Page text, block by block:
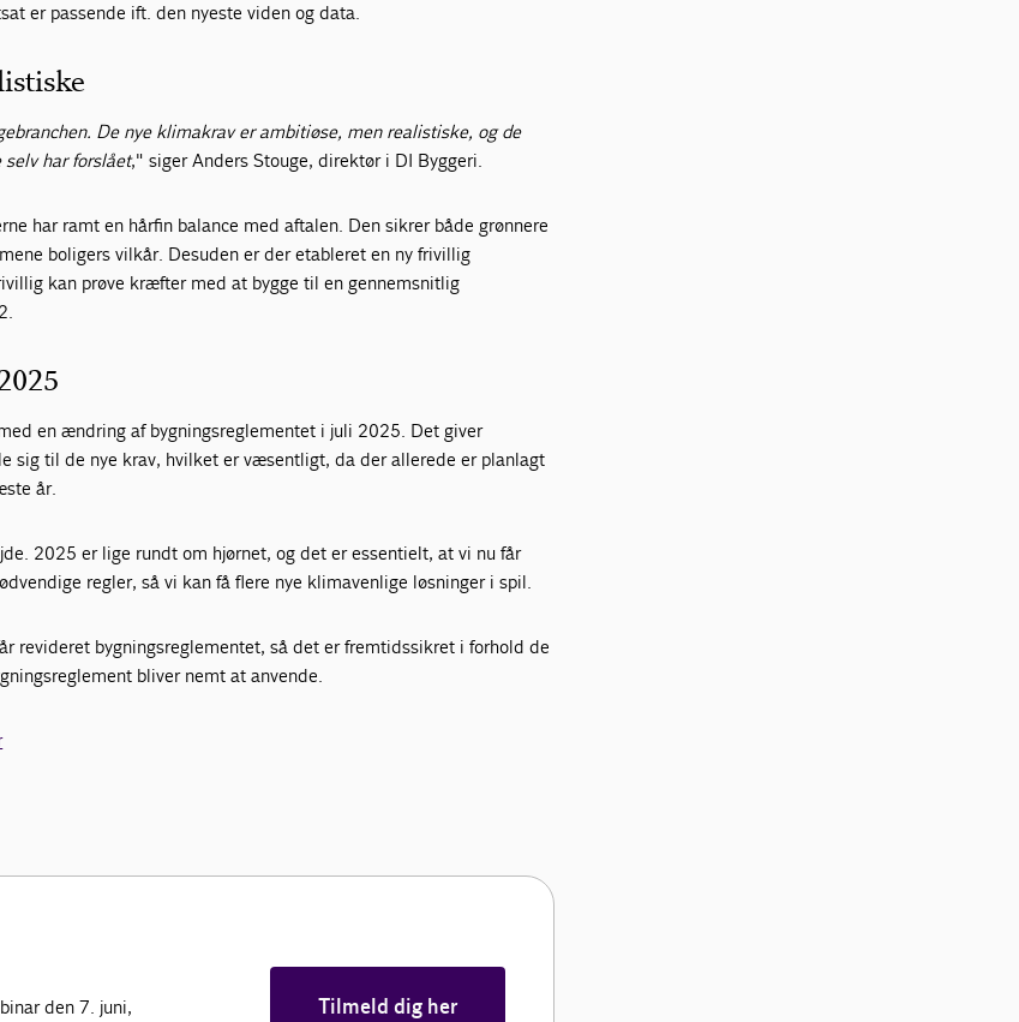
er passende ift. den nyeste viden og data.
De nye klimakrav er ambitiøse, men realistiske, og de
selv har forslået," siger Anders Stouge, direktør i DI Byggeri.
har ramt en hårfin balance med aftalen. Den sikrer både grønnere
boligers vilkår. Desuden er der etableret en ny frivillig
kan prøve kræfter med at bygge til en gennemsnitlig
en ændring af bygningsreglementet i juli 2025. Det giver
sig til de nye krav, hvilket er væsentligt, da der allerede er planlagt
år.
2025 er lige rundt om hjørnet, og det er essentielt, at vi nu får
regler, så vi kan få flere nye klimavenlige løsninger i spil.
revideret bygningsreglementet, så det er fremtidssikret i forhold de
bliver nemt at anvende.
den 7. juni,
Tilmeld dig her